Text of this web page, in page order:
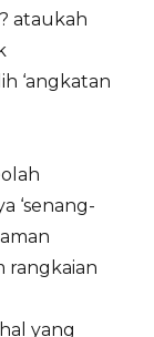
ataukah
‘angkatan
‘senang-
rangkaian
yang